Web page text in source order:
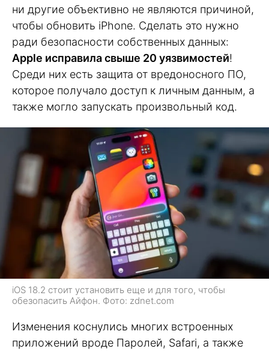
ни другие объективно не являются причиной,
чтобы обновить iPhone. Сделать это нужно
ради безопасности собственных данных:
Apple исправила свыше 20 уязвимостей!
Среди них есть защита от вредоносного ПО,
которое получало доступ к личным данным, а
также могло запускать произвольный код.
iOS 18.2 стоит установить еще и для того, чтобы
обезопасить Айфон. Фото: zdnet.com
Изменения коснулись многих встроенных
приложений вроде Паролей, Safari, а также